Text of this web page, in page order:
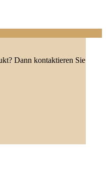
Dann kontaktieren Sie